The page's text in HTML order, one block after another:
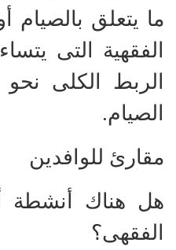
ما يتعلق بالصيام
الفقهية التى
الربط الكلى
الصيام.
مقارئ للوافدين
هل هناك أنشطة
الفقهى؟